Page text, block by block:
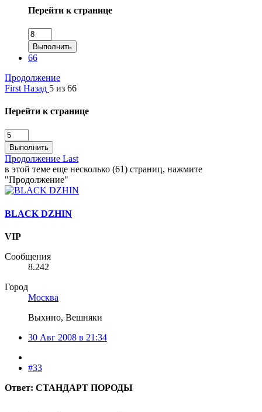
Перейти к странице
Выполнить
66
Продолжение
First Назад 5 из 66
Перейти к странице
Выполнить
Продолжение Last
в этой теме еще несколько (61) страниц, нажмите
"Продолжение"
BLACK DZHIN
VIP
Сообщения
8.242
Город
Москва
Выхино, Вешняки
30 Авг 2008 в 21:34
#33
Ответ: СТАНДАРТ ПОРОДЫ